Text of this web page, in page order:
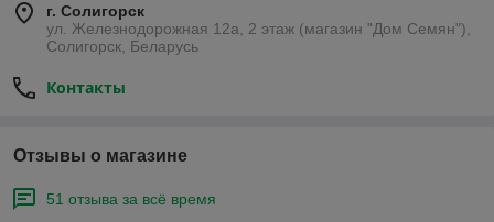
г. Солигорск
ул. Железнодорожная 12а, 2 этаж (магазин "Дом Семян"),
Солигорск, Беларусь
Контакты
Отзывы о магазине
51 отзыва за всё время